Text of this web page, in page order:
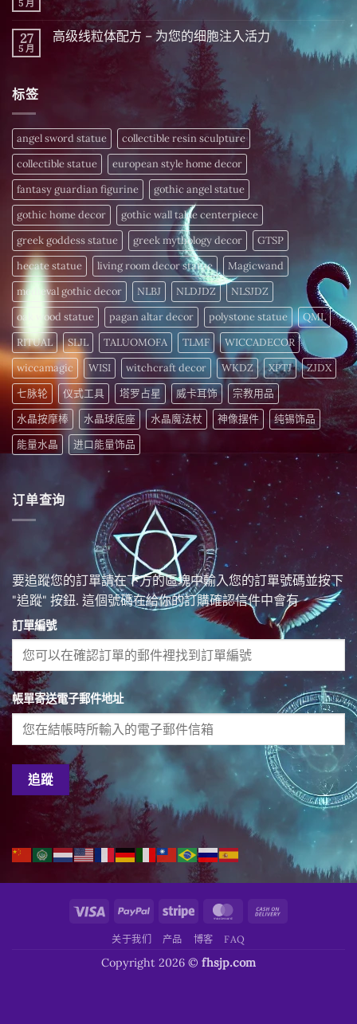
隐
藏
千
年
晓〉
中
密 5
分
钟
5 月
在
万
频
率
疗
愈
〉
中
尚
留
言
27
5 月
高级线粒体配方 – 为您的细胞注入活力
–
为
您
的
细
胞
注
入
活
力〉
中
标签
angel sword statue
collectible resin sculpture
collectible statue
european style home decor
fantasy guardian figurine
gothic angel statue
gothic home decor
gothic wall table centerpiece
greek goddess statue
greek mythology decor
GTSP
hecate statue
living room decor statue
Magicwand
medieval gothic decor
NLBJ NLDJDZ
NLSJDZ
oak wood statue
pagan altar decor polystone statue
QML
RITUAL
SLJL TALUOMOFA TLMF
WICCADECOR
wiccamagic
WISI witchcraft decor WKDZ XPTJ
ZJDX
七脉轮
仪式工具 塔罗占星 威卡耳饰
宗教用品
水晶按摩棒
水晶球底座 水晶魔法杖 神像摆件
纯锡饰品
能量水晶
进口能量饰品
订单查询
要追蹤您的訂單請在下方的區塊中輸入您的訂單號碼並按下
"追蹤" 按鈕. 這個號碼在給你的訂購確認信件中會有
訂單編號
帳單寄送電子郵件地址
追蹤
Visa PayPal Stripe MasterCard
关于我们 产品 博客 FAQ
Copyright 2026 © fhsjp.com